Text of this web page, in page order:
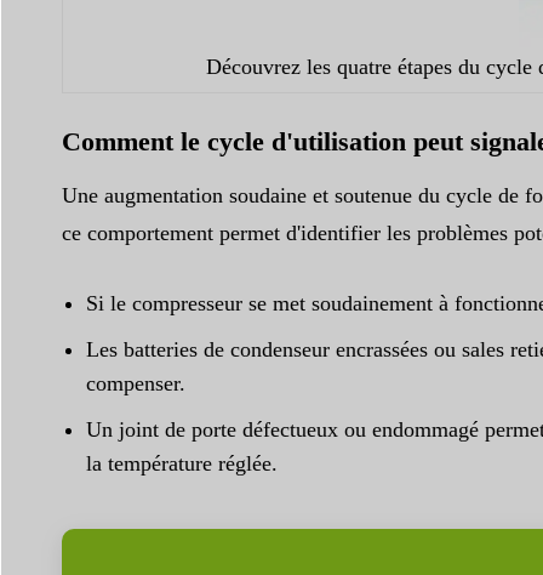
Découvrez les quatre étapes du
Comment le cycle d'utilisation peut
Une augmentation soudaine et soutenue du cycle de
ce comportement permet d'identifier les problèmes
Si le compresseur se met soudainement à
Les batteries de condenseur encrassées ou sales
compenser.
Un joint de porte défectueux ou endommagé
la température réglée.